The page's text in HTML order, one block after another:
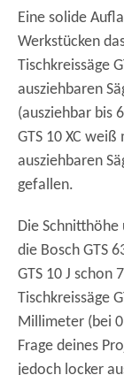
Eine solide
Werkstücken
Tischkreissäge
ausziehbaren
(ausziehbar bis
GTS 10 XC
ausziehbaren
gefallen.
Die
die Bosch GTS
GTS 10 J schon
Tischkreissäge
Millimeter (bei
Frage deines
jedoch locker